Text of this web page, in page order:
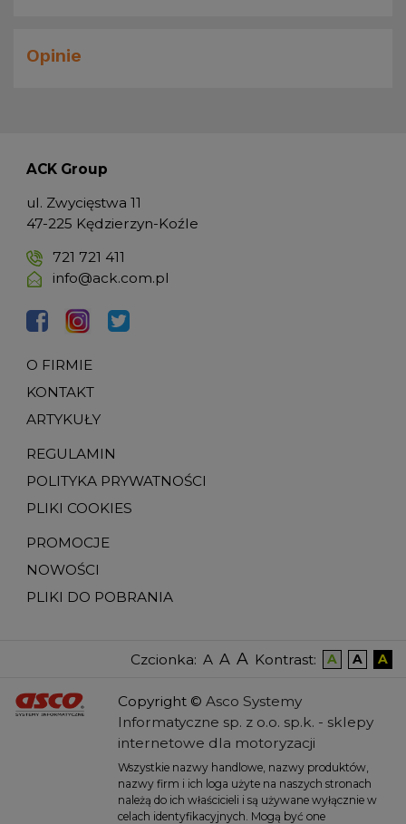
Opinie
ACK Group
ul. Zwycięstwa 11
47-225 Kędzierzyn-Koźle
721 721 411
info@ack.com.pl
O FIRMIE
KONTAKT
ARTYKUŁY
REGULAMIN
POLITYKA PRYWATNOŚCI
PLIKI COOKIES
PROMOCJE
NOWOŚCI
PLIKI DO POBRANIA
Czcionka: A A A Kontrast: A A A
Copyright © Asco Systemy
Informatyczne sp. z o.o. sp.k. - sklepy
internetowe dla motoryzacji
Wszystkie nazwy handlowe, nazwy produktów,
nazwy firm i ich loga użyte na naszych stronach
należą do ich właścicieli i są używane wyłącznie w
celach identyfikacyjnych. Mogą być one